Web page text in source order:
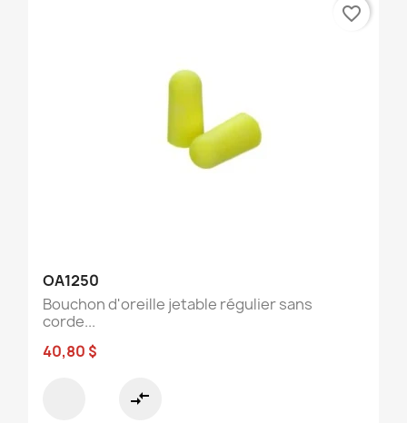
OA1250
Bouchon d'oreille jetable régulier sans
corde...
40,80 $
compare_arrows
favorite_border